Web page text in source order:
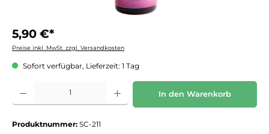
5,90 €*
Preise inkl. MwSt. zzgl. Versandkosten
Sofort verfügbar, Lieferzeit: 1 Tag
Produkt Anzahl: Gib den gewünschten Wert ein oder benutze die Schaltflächen um
In den Warenkorb
Produktnummer: SC-211